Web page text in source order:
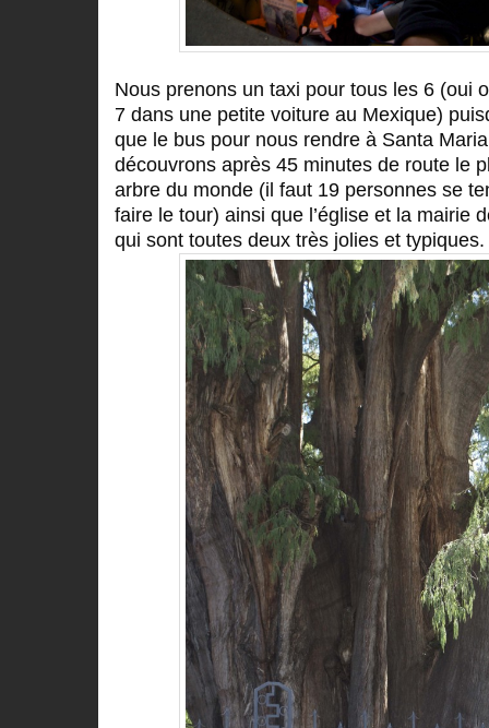
Nous prenons un taxi pour tous les 6 (oui
7 dans une petite voiture au Mexique)
que le bus pour nous rendre à Santa
découvrons après 45 minutes de route le
arbre du monde (il faut 19 personnes se
faire le tour) ainsi que l’église et la mairie
qui sont toutes deux très jolies et typiques.